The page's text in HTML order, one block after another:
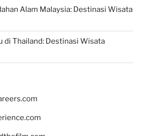
Alam Malaysia: Destinasi Wisata
di Thailand: Destinasi Wisata